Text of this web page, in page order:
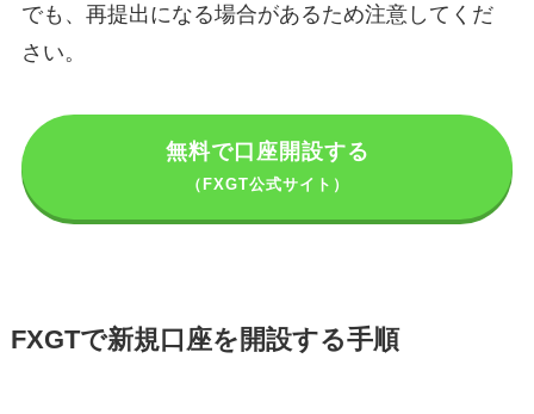
でも、再提出になる場合があるため注意してくだ
さい。
無料で口座開設する
（FXGT公式サイト）
FXGTで新規口座を開設する手順